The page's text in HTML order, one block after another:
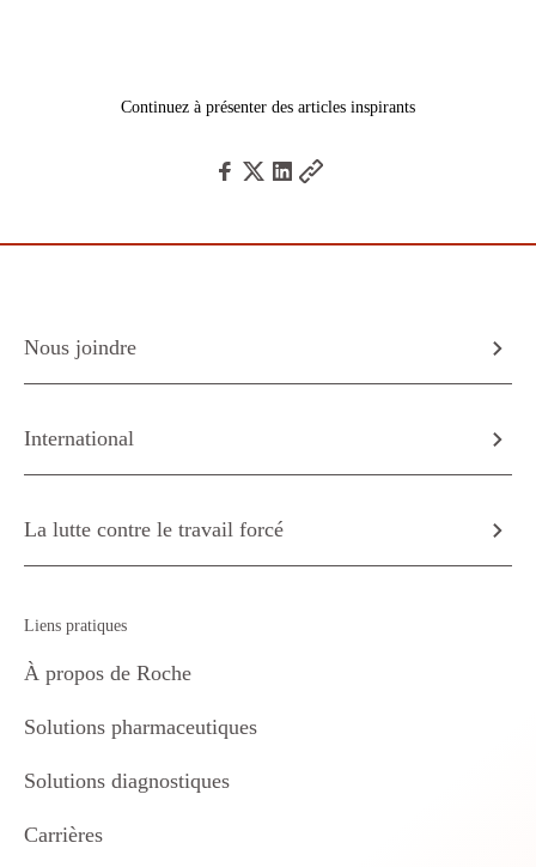
Continuez à présenter des articles inspirants
Nous joindre
International
La lutte contre le travail forcé
Liens pratiques
À propos de Roche
Solutions pharmaceutiques
Solutions diagnostiques
Carrières